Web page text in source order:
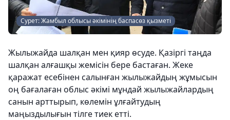
Сурет: Жамбыл облысы әкімінің баспасөз қызметі
Жылыжайда шалқан мен қияр өсуде. Қазіргі таңда
шалқан алғашқы жемісін бере бастаған. Жеке
қаражат есебінен салынған жылыжайдың жұмысын
оң бағалаған облыс әкімі мұндай жылыжайлардың
санын арттырып, көлемін ұлғайтудың
маңыздылығын тілге тиек етті.